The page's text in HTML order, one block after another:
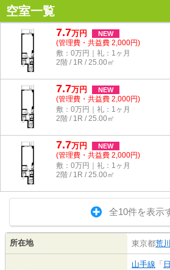
空室一覧
7.7万円 NEW
(管理費・共益費 2,000円)
敷：0万円｜礼：1ヶ月
2階 / 1R / 25.00㎡
7.7万円 NEW
(管理費・共益費 2,000円)
敷：0万円｜礼：1ヶ月
2階 / 1R / 25.00㎡
7.7万円 NEW
(管理費・共益費 2,000円)
敷：0万円｜礼：1ヶ月
2階 / 1R / 25.00㎡
全10件を表示
所在地 東京都荒
山手線 「